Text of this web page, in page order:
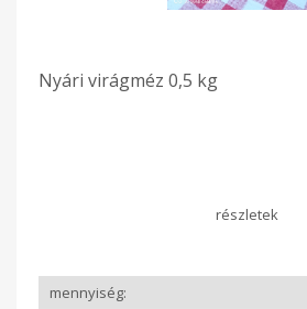
Nyári virágméz 0,5 kg